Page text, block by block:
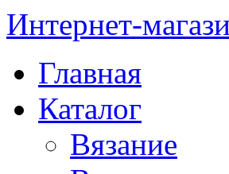
Интернет-
Главная
Каталог
Вязание